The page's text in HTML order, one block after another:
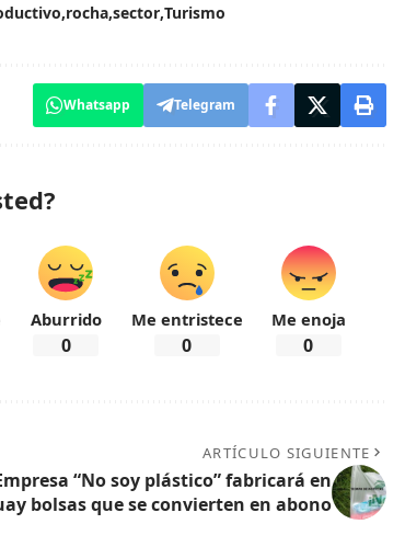
rocha sector Turismo
Whatsapp Telegram
Aburrido
0
Me entristece
0
Me enoja
0
ARTÍCULO SIGUIENTE
“No soy plástico” fabricará en
bolsas que se convierten en abono